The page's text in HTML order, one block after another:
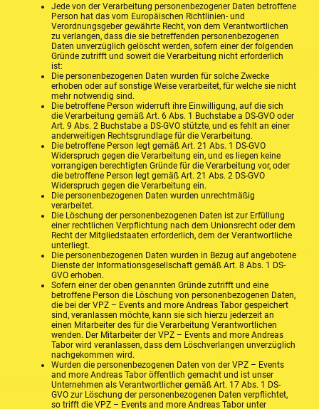
Jede von der Verarbeitung personenbezogener Daten betroffene
Person hat das vom Europäischen Richtlinien- und
Verordnungsgeber gewährte Recht, von dem Verantwortlichen
zu verlangen, dass die sie betreffenden personenbezogenen
Daten unverzüglich gelöscht werden, sofern einer der folgenden
Gründe zutrifft und soweit die Verarbeitung nicht erforderlich
ist:
Die personenbezogenen Daten wurden für solche Zwecke
erhoben oder auf sonstige Weise verarbeitet, für welche sie nicht
mehr notwendig sind.
Die betroffene Person widerruft ihre Einwilligung, auf die sich
die Verarbeitung gemäß Art. 6 Abs. 1 Buchstabe a DS-GVO oder
Art. 9 Abs. 2 Buchstabe a DS-GVO stützte, und es fehlt an einer
anderweitigen Rechtsgrundlage für die Verarbeitung.
Die betroffene Person legt gemäß Art. 21 Abs. 1 DS-GVO
Widerspruch gegen die Verarbeitung ein, und es liegen keine
vorrangigen berechtigten Gründe für die Verarbeitung vor, oder
die betroffene Person legt gemäß Art. 21 Abs. 2 DS-GVO
Widerspruch gegen die Verarbeitung ein.
Die personenbezogenen Daten wurden unrechtmäßig
verarbeitet.
Die Löschung der personenbezogenen Daten ist zur Erfüllung
einer rechtlichen Verpflichtung nach dem Unionsrecht oder dem
Recht der Mitgliedstaaten erforderlich, dem der Verantwortliche
unterliegt.
Die personenbezogenen Daten wurden in Bezug auf angebotene
Dienste der Informationsgesellschaft gemäß Art. 8 Abs. 1 DS-
GVO erhoben.
Sofern einer der oben genannten Gründe zutrifft und eine
betroffene Person die Löschung von personenbezogenen Daten,
die bei der VPZ – Events and more Andreas Tabor gespeichert
sind, veranlassen möchte, kann sie sich hierzu jederzeit an
einen Mitarbeiter des für die Verarbeitung Verantwortlichen
wenden. Der Mitarbeiter der VPZ – Events and more Andreas
Tabor wird veranlassen, dass dem Löschverlangen unverzüglich
nachgekommen wird.
Wurden die personenbezogenen Daten von der VPZ – Events
and more Andreas Tabor öffentlich gemacht und ist unser
Unternehmen als Verantwortlicher gemäß Art. 17 Abs. 1 DS-
GVO zur Löschung der personenbezogenen Daten verpflichtet,
so trifft die VPZ – Events and more Andreas Tabor unter